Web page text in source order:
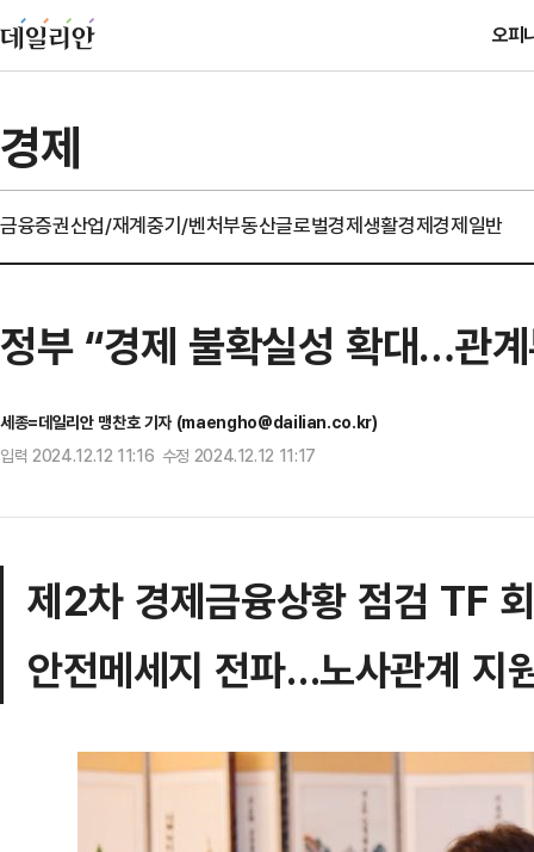
오피
경제
금융증권산업/재계중기/벤처부동산글로벌경제생활경제경제일반
정부 “경제 불확실성 확대…관
세종=데일리안 맹찬호 기자 (maengho@dailian.co.kr)
입력 2024.12.12 11:16 수정 2024.12.12 11:17
제2차 경제금융상황 점검 TF
안전메세지 전파…노사관계 지